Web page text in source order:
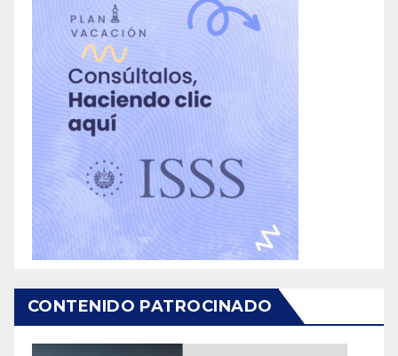
CONTENIDO PATROCINADO